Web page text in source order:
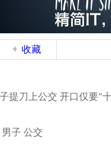
收藏
刀上公交 开口仅要"
子 公交